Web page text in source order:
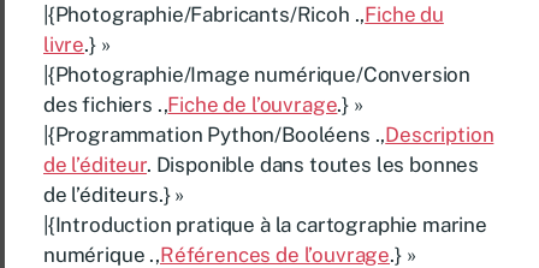
|{Photographie/Fabricants/Ricoh .,Fiche du
livre.} »
|{Photographie/Image numérique/Conversion
des fichiers .,Fiche de l’ouvrage.} »
|{Programmation Python/Booléens .,Description
de l’éditeur. Disponible dans toutes les bonnes
de l’éditeurs.} »
|{Introduction pratique à la cartographie marine
numérique .,Références de l’ouvrage.} »